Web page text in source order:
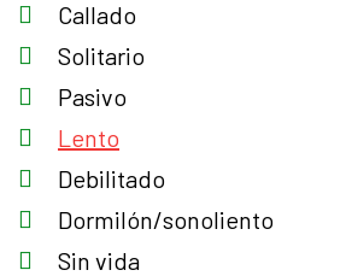
Callado
Solitario
Pasivo
Lento
Debilitado
Dormilón/sonoliento
Sin vida